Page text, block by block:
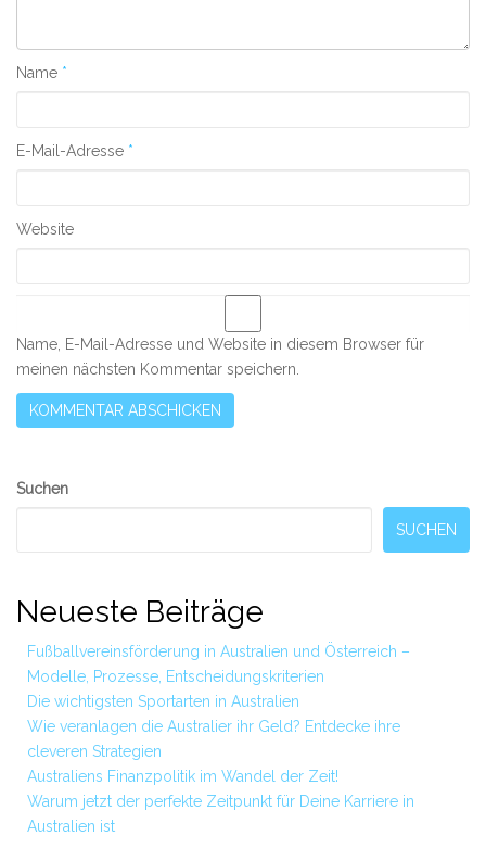
Name *
E-Mail-Adresse *
Website
Name, E-Mail-Adresse und Website in diesem Browser für
meinen nächsten Kommentar speichern.
Secondary
Suchen
SUCHEN
Neueste Beiträge
Fußballvereinsförderung in Australien und Österreich –
Modelle, Prozesse, Entscheidungskriterien
Die wichtigsten Sportarten in Australien
Wie veranlagen die Australier ihr Geld? Entdecke ihre
cleveren Strategien
Australiens Finanzpolitik im Wandel der Zeit!
Warum jetzt der perfekte Zeitpunkt für Deine Karriere in
Australien ist